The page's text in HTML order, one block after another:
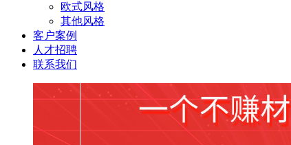
欧式风格
其他风格
客户案例
人才招聘
联系我们